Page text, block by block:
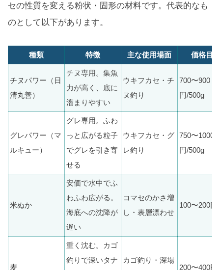
セの性質を変える粉状・固形の材料です。代表的なも
のとして以下があります。
種類 特徴 主な使用場面 価格目安
チヌパワー（日
清丸善）
チヌ専用。集魚
力が高く、底に
溜まりやすい
ウキフカセ・チ
ヌ釣り
700〜900
円/500g
グレパワー（マ
ルキュー）
グレ専用。ふわ
っと広がる粒子
でグレを引き寄
せる
ウキフカセ・グ
レ釣り
750〜1000
円/500g
米ぬか
安価で水中でふ
わふわ広がる。
海底への沈降が
遅い
コマセのかさ増
し・表層漂わせ
100〜200円
麦
重く沈む。カゴ
釣りで深いタナ
カゴ釣り・深場
200〜400円